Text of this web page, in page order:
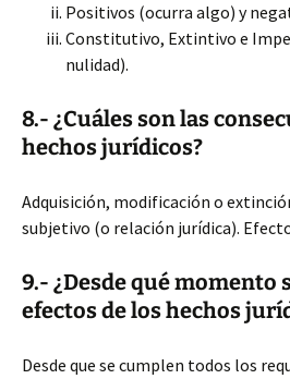
Positivos (ocurra algo) y
Constitutivo, Extintivo e
nulidad).
8.- ¿Cuáles son las
hechos jurídicos?
Adquisición, modificación o
subjetivo (o relación jurídica).
9.- ¿Desde qué momento
efectos de los hechos
Desde que se cumplen todos los